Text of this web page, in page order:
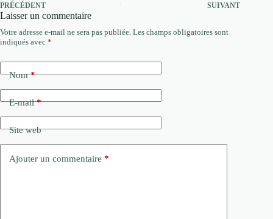
PRÉCÉDENT SUIVANT
Laisser un commentaire
Votre adresse e-mail ne sera pas publiée. Les champs obligatoires sont
indiqués avec *
Nom*
E-mail*
Site web
Ajouter un commentaire *